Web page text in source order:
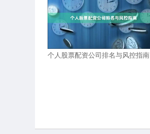
个人股票配资公司排名与风控指南